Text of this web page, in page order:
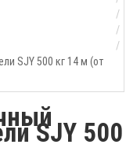
SJY 500 кг 14 м (от
SJY 500